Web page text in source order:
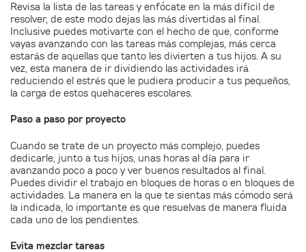
Revisa la lista de las tareas y enfócate en la más difícil de
resolver, de este modo dejas las más divertidas al final.
Inclusive puedes motivarte con el hecho de que, conforme
vayas avanzando con las tareas más complejas, más cerca
estarás de aquellas que tanto les divierten a tus hijos. A su
vez, esta manera de ir dividiendo las actividades irá
reduciendo el estrés que le pudiera producir a tus pequeños,
la carga de estos quehaceres escolares.
Paso a paso por proyecto
Cuando se trate de un proyecto más complejo, puedes
dedicarle, junto a tus hijos, unas horas al día para ir
avanzando poco a poco y ver buenos resultados al final.
Puedes dividir el trabajo en bloques de horas o en bloques de
actividades. La manera en la que te sientas más cómodo será
la indicada, lo importante es que resuelvas de manera fluida
cada uno de los pendientes.
Evita mezclar tareas